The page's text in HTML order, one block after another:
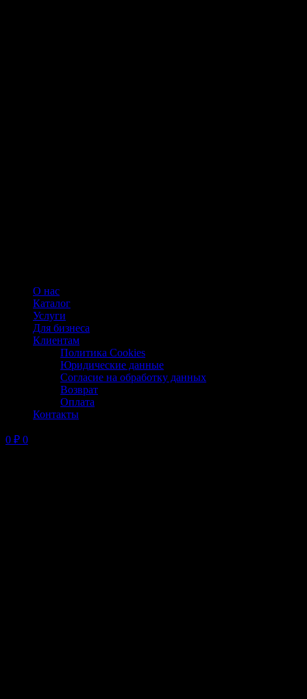
О нас
Каталог
Услуги
Для бизнеса
Клиентам
Политика Cookies
Юридические данные
Согласие на обработку данных
Возврат
Оплата
Контакты
0 ₽ 0